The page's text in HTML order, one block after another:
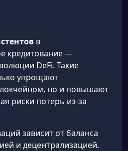
в
кредитование —
DeFi. Такие
упрощают
но и повышают
риски потерь из-за
зависит от баланса
и децентрализацией.